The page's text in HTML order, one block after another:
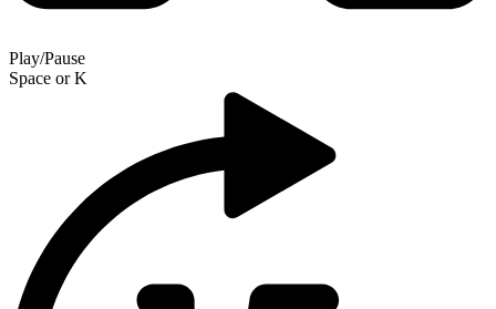
Play/Pause
Space orK